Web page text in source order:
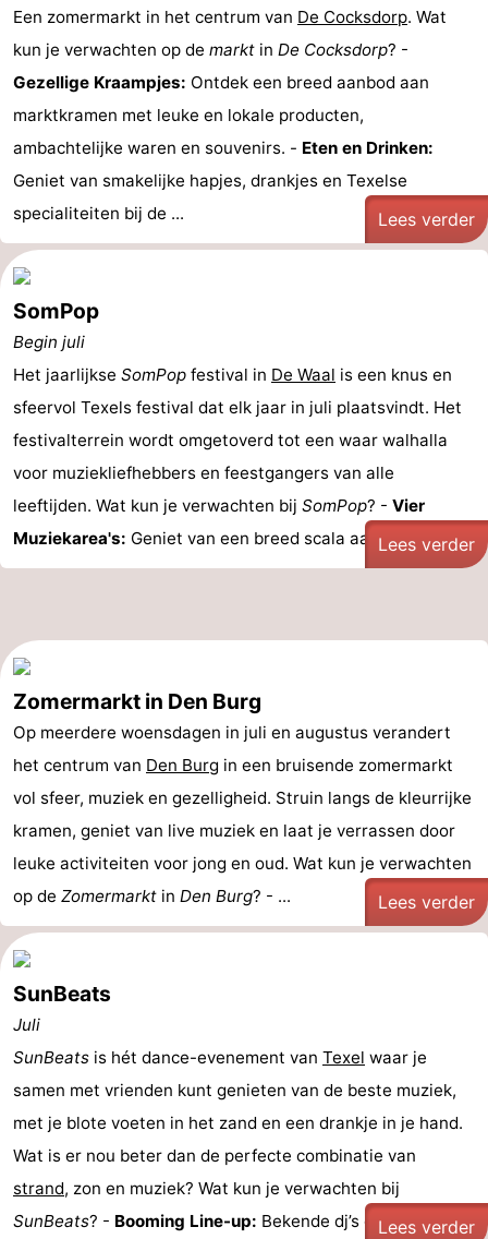
Een zomermarkt in het centrum van De Cocksdorp. Wat
kun je verwachten op de markt in De Cocksdorp? -
Gezellige Kraampjes: Ontdek een breed aanbod aan
marktkramen met leuke en lokale producten,
ambachtelijke waren en souvenirs. - Eten en Drinken:
Geniet van smakelijke hapjes, drankjes en Texelse
specialiteiten bij de ...
Lees verder
SomPop
Begin juli
Het jaarlijkse SomPop festival in De Waal is een knus en
sfeervol Texels festival dat elk jaar in juli plaatsvindt. Het
festivalterrein wordt omgetoverd tot een waar walhalla
voor muziekliefhebbers en feestgangers van alle
leeftijden. Wat kun je verwachten bij SomPop? - Vier
Muziekarea's: Geniet van een breed scala aan ...Lees verder
Zomermarkt in Den Burg
Op meerdere woensdagen in juli en augustus verandert
het centrum van Den Burg in een bruisende zomermarkt
vol sfeer, muziek en gezelligheid. Struin langs de kleurrijke
kramen, geniet van live muziek en laat je verrassen door
leuke activiteiten voor jong en oud. Wat kun je verwachten
op de Zomermarkt in Den Burg? - ... Lees verder
SunBeats
Juli
SunBeats is hét dance-evenement van Texel waar je
samen met vrienden kunt genieten van de beste muziek,
met je blote voeten in het zand en een drankje in je hand.
Wat is er nou beter dan de perfecte combinatie van
strand, zon en muziek? Wat kun je verwachten bij
SunBeats? - Booming Line-up: Bekende dj’s draaien de ...
Lees verder